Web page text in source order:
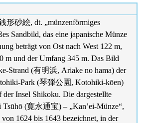
形砂絵, dt. „münzenförmiges
Sandbild, das eine japanische Münze
beträgt von Ost nach West 122 m,
m und der Umfang 345 m. Das Bild
Strand (有明浜, Ariake no hama) der
Park (琴弾公園, Kotohiki-kōen)
der Insel Shikoku. Die dargestellte
Tsūhō (寛永通宝) – „Kan’ei-Münze“,
1624 bis 1643 bezeichnet, in der